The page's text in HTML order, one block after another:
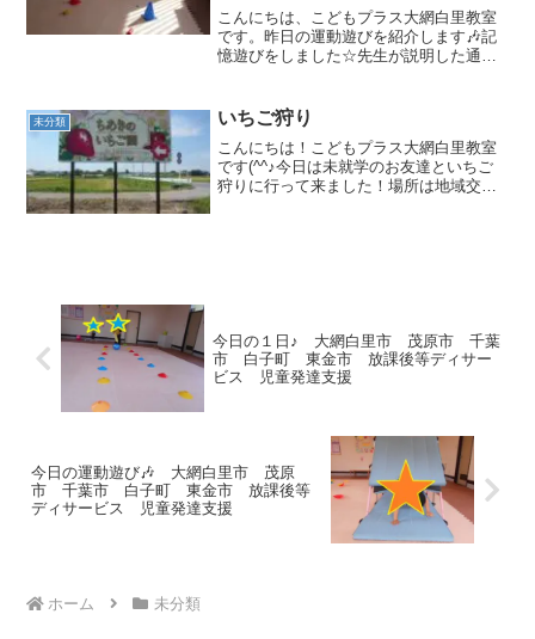
児童発達支援
こんにちは、こどもプラス大網白里教室
です。昨日の運動遊びを紹介します🎶記
憶遊びをしました☆先生が説明した通り
チ！赤い平均台を渡って…緑⇒白⇒黄色
⇒青⇒赤の順で両足ジャ...
未分類 いちご狩り
こんにちは！こどもプラス大網白里教室
です(^^♪今日は未就学のお友達といちご
狩りに行って来ました！場所は地域交流
今日の１日♪ 大網白里市 茂原市 千葉
市 白子町 東金市 放課後等ディサー
ビス 児童発達支援
今日の運動遊び🎶 大網白里市 茂原
市 千葉市 白子町 東金市 放課後等
ディサービス 児童発達支援
ホーム 未分類